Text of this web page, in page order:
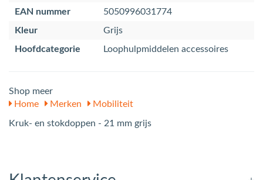
EAN nummer
5050996031774
Kleur
Grijs
Hoofdcategorie
Loophulpmiddelen accessoires
Shop meer
Home
Merken Mobiliteit
Kruk- en stokdoppen - 21 mm grijs